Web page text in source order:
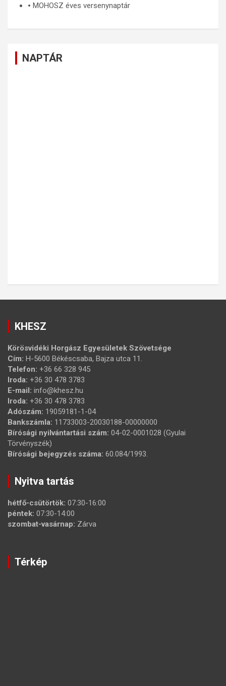
🞄 MOHOSZ éves versenynaptár
NAPTÁR
KHESZ
Körösvidéki Horgász Egyesületek Szövetsége
Cím: H-5600 Békéscsaba, Bajza utca 11.
Telefon: +36 66 328 945
Iroda: +36 30 478 3783
E-mail: info@khesz.hu
Iroda: +36 30 478 3783
Adószám: 19059181-1-04
Bankszámla: 11733003-20030188-00000000
Bírósági nyilvántartási szám: 04-02-0001028 (Gyulai
Törvényszék)
Bírósági bejegyzés száma: 60.084/1993.
Nyitva tartás
hétfő-csütörtök: 07:30-16:00
péntek: 07:30-14:00
szombat-vasárnap: Zárva
Térkép